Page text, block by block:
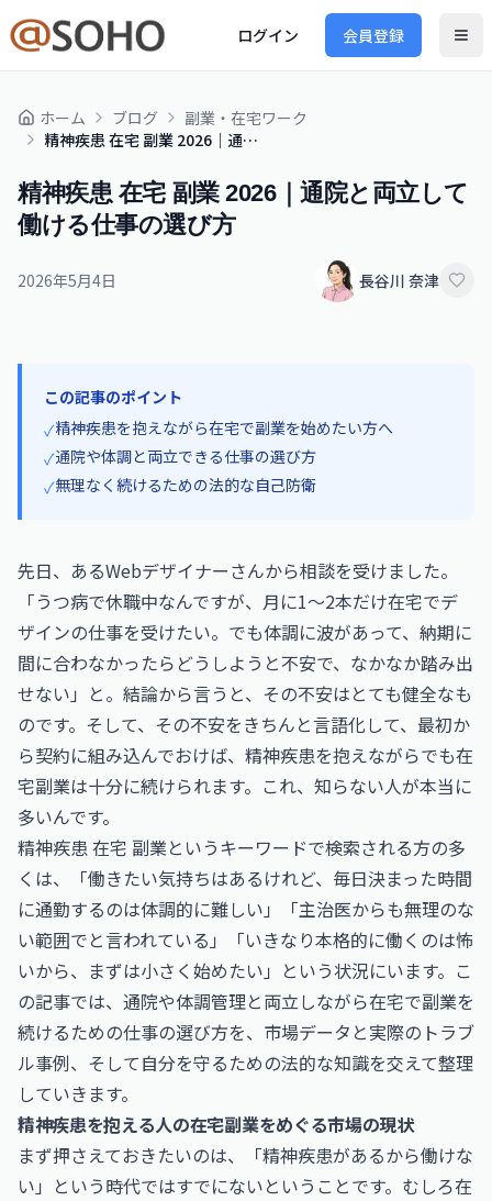
ログイン 会員登録
ホーム ブログ
副業・在宅ワーク
精神疾患 在宅 副業 2026｜通院と両立して働ける仕事の選び方
精神疾患 在宅 副業 2026｜通院と両立して
働ける仕事の選び方
2026年5月4日 長谷川 奈津
この記事のポイント
✓精神疾患を抱えながら在宅で副業を始めたい方へ
✓通院や体調と両立できる仕事の選び方
✓無理なく続けるための法的な自己防衛
先日、あるWebデザイナーさんから相談を受けました。
「うつ病で休職中なんですが、月に1〜2本だけ在宅でデ
ザインの仕事を受けたい。でも体調に波があって、納期に
間に合わなかったらどうしようと不安で、なかなか踏み出
せない」と。結論から言うと、その不安はとても健全なも
のです。そして、その不安をきちんと言語化して、最初か
ら契約に組み込んでおけば、精神疾患を抱えながらでも在
宅副業は十分に続けられます。これ、知らない人が本当に
多いんです。
精神疾患 在宅 副業というキーワードで検索される方の多
くは、「働きたい気持ちはあるけれど、毎日決まった時間
に通勤するのは体調的に難しい」「主治医からも無理のな
い範囲でと言われている」「いきなり本格的に働くのは怖
いから、まずは小さく始めたい」という状況にいます。こ
の記事では、通院や体調管理と両立しながら在宅で副業を
続けるための仕事の選び方を、市場データと実際のトラブ
ル事例、そして自分を守るための法的な知識を交えて整理
していきます。
精神疾患を抱える人の在宅副業をめぐる市場の現状
まず押さえておきたいのは、「精神疾患があるから働けな
い」という時代ではすでにないということです。むしろ在